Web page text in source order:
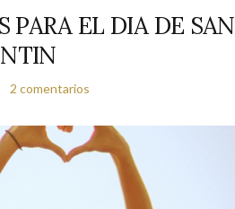
PARA EL DIA DE SAN
2 comentarios